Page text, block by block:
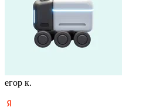
егор к.